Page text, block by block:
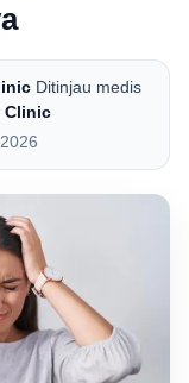
Ditinjau medis
Clinic